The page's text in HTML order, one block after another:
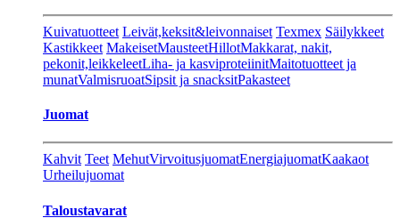
Kuivatuotteet Leivät,keksit&leivonnaiset Texmex Säilykkeet
Kastikkeet MakeisetMausteetHillotMakkarat, nakit,
pekonit,leikkeleetLiha- ja kasviproteiinitMaitotuotteet ja
munatValmisruoatSipsit ja snacksitPakasteet
Juomat
Kahvit Teet MehutVirvoitusjuomatEnergiajuomatKaakaot
Urheilujuomat
Taloustavarat